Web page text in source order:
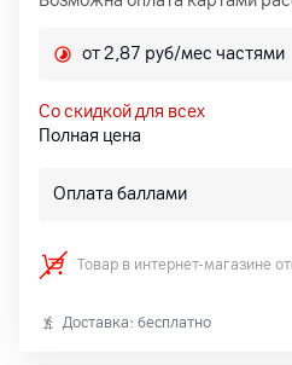
от 2,87 руб/мес частями
со скидкой для всех
Полная цена
Оплата баллами
Товар в интернет-магазине
Доставка: бесплатно